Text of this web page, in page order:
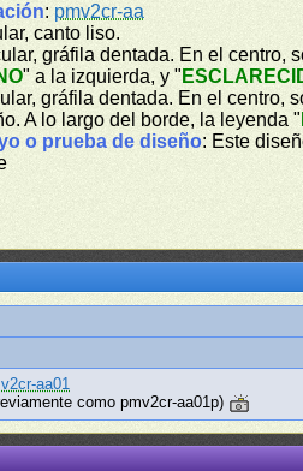
: pmv2cr-aa
canto liso.
gráfila dentada. En el centro,
" a la izquierda, y "
gráfila dentada. En el centro,
A lo largo del borde, la leyenda "
o prueba de diseño: Este
aa01
como pmv2cr-aa01p)